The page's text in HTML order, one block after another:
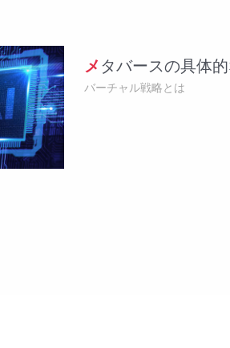
メタバースの具体
バーチャル戦略とは